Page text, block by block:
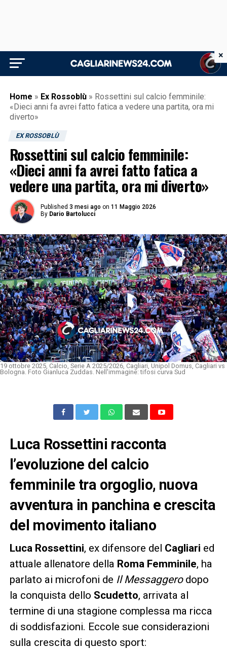
Home » Ex Rossoblù » Rossettini sul calcio femminile:
«Dieci anni fa avrei fatto fatica a vedere una partita, ora mi
diverto»
EX ROSSOBLÙ
Rossettini sul calcio femminile:
«Dieci anni fa avrei fatto fatica a
vedere una partita, ora mi diverto»
Published 3 mesi ago on 11 Maggio 2026
By Dario Bartolucci
19 ottobre 2025, Calcio, Serie A 2025/2026, Cagliari, Unipol Domus, Cagliari vs
Bologna. Foto Gianluca Zuddas. Nell'immagine: tifosi curva Sud
Luca Rossettini racconta
l’evoluzione del calcio
femminile tra orgoglio, nuova
avventura in panchina e crescita
del movimento italiano
Luca Rossettini, ex difensore del Cagliari ed
attuale allenatore della Roma Femminile, ha
parlato ai microfoni de Il Messaggerodopo
la conquista dello Scudetto, arrivata al
termine di una stagione complessa ma ricca
di soddisfazioni. Eccole sue considerazioni
sulla crescita di questo sport:
×